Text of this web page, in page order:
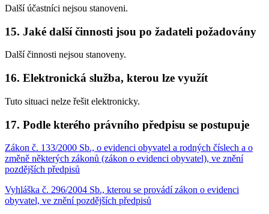
Další účastníci nejsou stanoveni.
15. Jaké další činnosti jsou po žadateli požadovány
Další činnosti nejsou stanoveny.
16. Elektronická služba, kterou lze využít
Tuto situaci nelze řešit elektronicky.
17. Podle kterého právního předpisu se postupuje
Zákon č. 133/2000 Sb., o evidenci obyvatel a rodných číslech a o
změně některých zákonů (zákon o evidenci obyvatel), ve znění
pozdějších předpisů
Vyhláška č. 296/2004 Sb., kterou se provádí zákon o evidenci
obyvatel, ve znění pozdějších předpisů